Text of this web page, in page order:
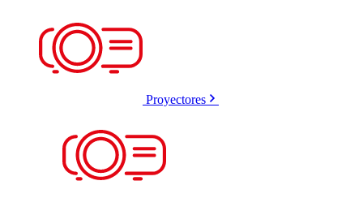
Proyectores